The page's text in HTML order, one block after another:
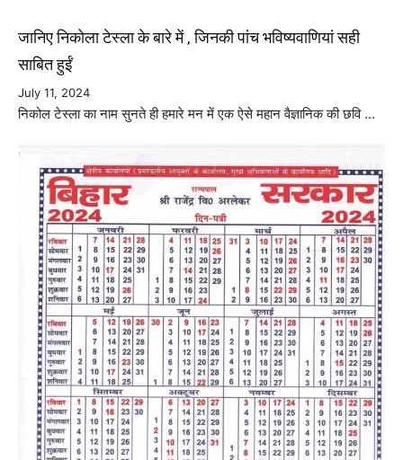
जानिए निकोला टेस्ला के बारे में , जिनकी पांच भविष्यवाणियां सही
साबित हुईं
July 11, 2024
निकोल टेस्ला का नाम सुनते ही हमारे मन में एक ऐसे महान वैज्ञानिक की छवि …